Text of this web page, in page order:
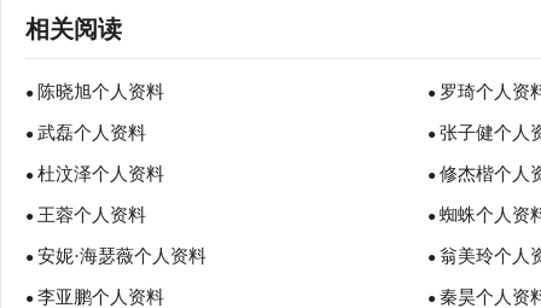
相关阅读
● 陈晓旭个人资料 ● 罗琦个人资
● 武磊个人资料 ● 张子健个人
● 杜汶泽个人资料 ● 修杰楷个人
● 王蓉个人资料 ● 蜘蛛个人资
● 安妮·海瑟薇个人资料 ● 翁美玲个人
● 李亚鹏个人资料 ● 秦昊个人资